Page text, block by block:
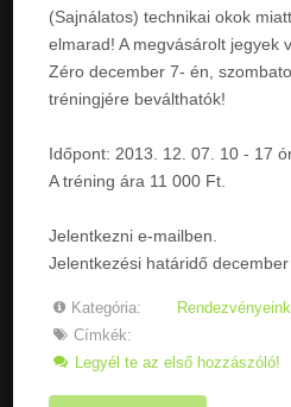
(Sajnálatos) technikai okok
elmarad! A megvásárolt jegyek
Zéro december 7- én,
tréningjére beválthatók!
Időpont: 2013. 12. 07. 10 - 17
A tréning ára 11 000 Ft.
Jelentkezni e-mailben.
Jelentkezési határidő
Kategória:
Címkék:
Legyél te az első hozzászóló!